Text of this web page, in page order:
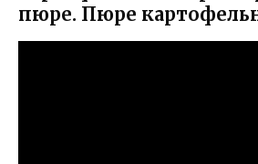
пюре. Пюре